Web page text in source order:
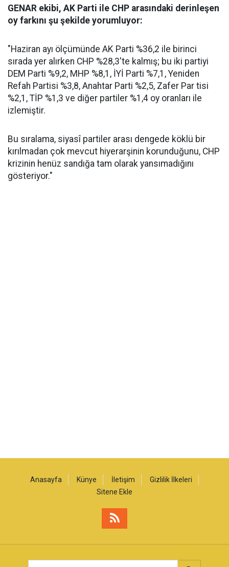
GENAR ekibi, AK Parti ile CHP arasındaki derinleşen
oy farkını şu şekilde yorumluyor:
"Haziran ayı ölçümünde AK Parti %36,2 ile birinci
sırada yer alırken CHP %28,3'te kalmış; bu iki partiyi
DEM Parti %9,2, MHP %8,1, İYİ Parti %7,1, Yeniden
Refah Partisi %3,8, Anahtar Parti %2,5, Zafer Par tisi
%2,1, TİP %1,3 ve diğer partiler %1,4 oy oranları ile
izlemiştir.
Bu sıralama, siyasî partiler arası dengede köklü bir
kırılmadan çok mevcut hiyerarşinin korunduğunu, CHP
krizinin henüz sandığa tam olarak yansımadığını
gösteriyor."
Anasayfa Künye İletişim
Gizlilik İlkeleri
Sitene Ekle